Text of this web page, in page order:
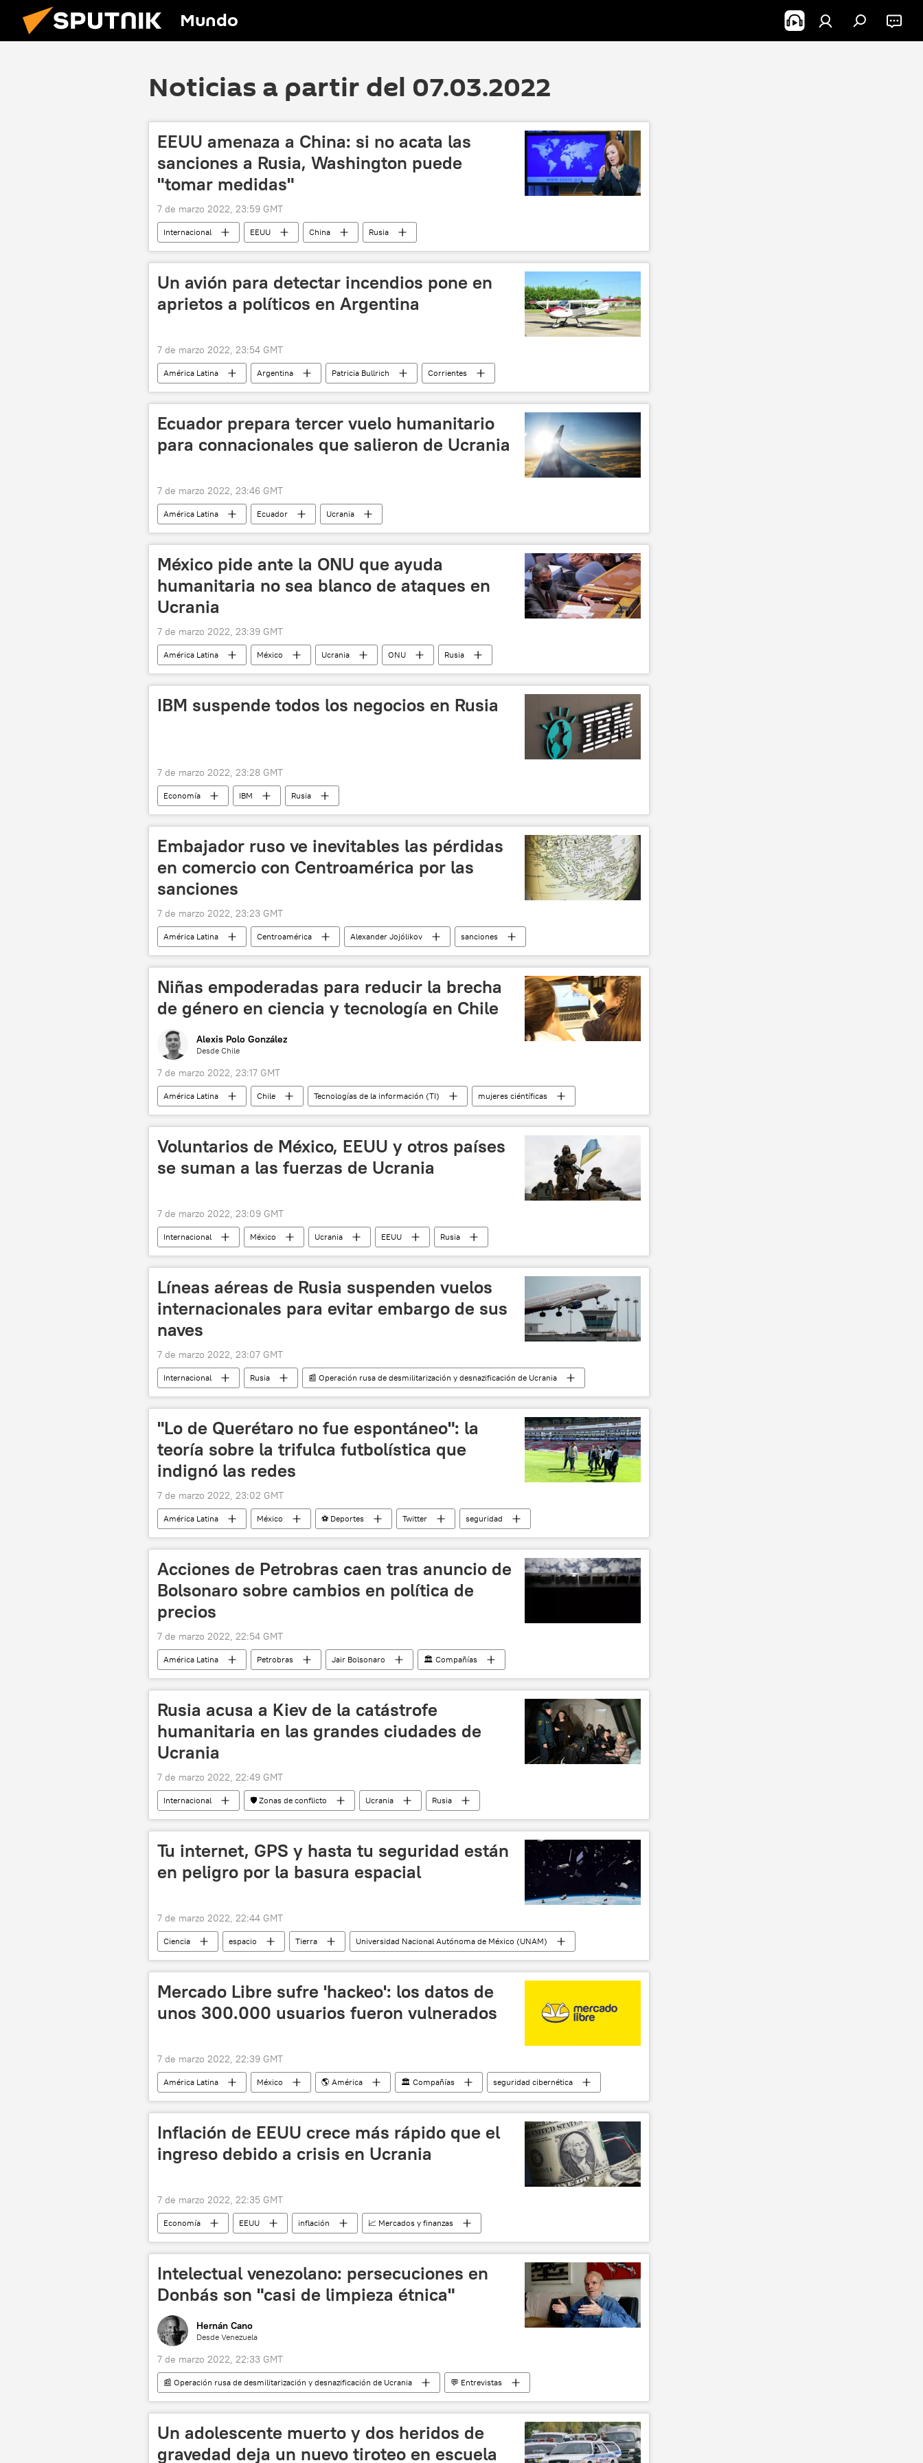
Mundo
Noticias a partir del 07.03.2022
EEUU amenaza a China: si no acata las
sanciones a Rusia, Washington puede
"tomar medidas"
7 de marzo 2022, 23:59 GMT
Internacional EEUU China
Rusia
📰 Operación rusa de desmilitarización y desnazificación de Ucrania
Un avión para detectar incendios pone en
aprietos a políticos en Argentina
7 de marzo 2022, 23:54 GMT
América Latina Argentina Patricia Bullrich
Corrientes
Propuesta Republicana (PRO)
Unión Cívica Radical (UCR)
Mauricio Macri
Ecuador prepara tercer vuelo humanitario
para connacionales que salieron de Ucrania
7 de marzo 2022, 23:46 GMT
América Latina Ecuador
Ucrania
📰 Operación rusa de desmilitarización y desnazificación de Ucrania
México pide ante la ONU que ayuda
humanitaria no sea blanco de ataques en
Ucrania
7 de marzo 2022, 23:39 GMT
América Latina México Ucrania ONU
Rusia
📰 Operación rusa de desmilitarización y desnazificación de Ucrania
Andrés Manuel López Obrador
IBM suspende todos los negocios en Rusia
7 de marzo 2022, 23:28 GMT
Economía IBM
Rusia
📰 Operación rusa de desmilitarización y desnazificación de Ucrania
sanciones
Embajador ruso ve inevitables las pérdidas
en comercio con Centroamérica por las
sanciones
7 de marzo 2022, 23:23 GMT
América Latina Centroamérica Alexander Jojólikov
sanciones
📰 Operación rusa de desmilitarización y desnazificación de Ucrania
Rusia
Niñas empoderadas para reducir la brecha
de género en ciencia y tecnología en Chile
Alexis Polo González
Desde Chile
7 de marzo 2022, 23:17 GMT
América Latina Chile Tecnologías de la información (TI)
mujeres ciéntíficas
educación
brecha de género 📝 Reportajes
Voluntarios de México, EEUU y otros países
se suman a las fuerzas de Ucrania
7 de marzo 2022, 23:09 GMT
Internacional México Ucrania EEUU
Rusia
📰 Operación rusa de desmilitarización y desnazificación de Ucrania
Líneas aéreas de Rusia suspenden vuelos
internacionales para evitar embargo de sus
naves
7 de marzo 2022, 23:07 GMT
Internacional Rusia 📰 Operación rusa de desmilitarización y desnazificación de Ucrania
"Lo de Querétaro no fue espontáneo": la
teoría sobre la trifulca futbolística que
indignó las redes
7 de marzo 2022, 23:02 GMT
América Latina México ⚽ Deportes Twitter
seguridad
Querétaro
fútbol Trifulca en el estadio de futbol de Querétaro
Acciones de Petrobras caen tras anuncio de
Bolsonaro sobre cambios en política de
precios
7 de marzo 2022, 22:54 GMT
América Latina Petrobras Jair Bolsonaro 🏛️ Compañías
Rusia acusa a Kiev de la catástrofe
humanitaria en las grandes ciudades de
Ucrania
7 de marzo 2022, 22:49 GMT
Internacional 🛡️ Zonas de conflicto Ucrania
Rusia
📰 Operación rusa de desmilitarización y desnazificación de Ucrania
Tu internet, GPS y hasta tu seguridad están
en peligro por la basura espacial
7 de marzo 2022, 22:44 GMT
Ciencia espacio Tierra
Universidad Nacional Autónoma de México (UNAM)
basura espacial
Mercado Libre sufre 'hackeo': los datos de
unos 300.000 usuarios fueron vulnerados
7 de marzo 2022, 22:39 GMT
América Latina México 🌎 América 🏛️ Compañías
seguridad cibernética
Mercado Libre
comercio electrónico
Inflación de EEUU crece más rápido que el
ingreso debido a crisis en Ucrania
7 de marzo 2022, 22:35 GMT
Economía EEUU inflación
📈 Mercados y finanzas
📰 Operación rusa de desmilitarización y desnazificación de Ucrania
Intelectual venezolano: persecuciones en
Donbás son "casi de limpieza étnica"
Hernán Cano
Desde Venezuela
7 de marzo 2022, 22:33 GMT
📰 Operación rusa de desmilitarización y desnazificación de Ucrania
💬 Entrevistas
hegemonía
OTAN Ucrania nazismo limpieza étnica
Rusia
Venezuela
Un adolescente muerto y dos heridos de
gravedad deja un nuevo tiroteo en escuela